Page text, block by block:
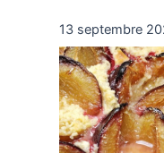
13 septembre